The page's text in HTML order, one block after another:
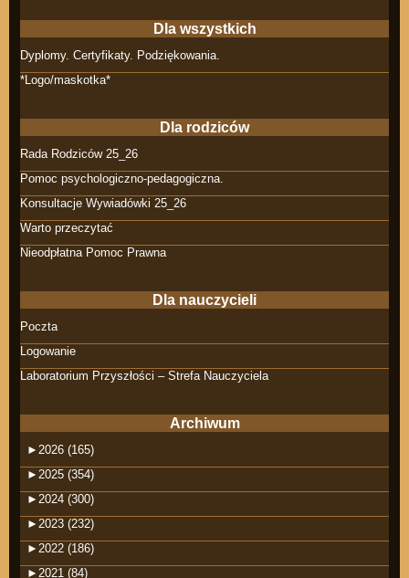
Dla wszystkich
Dyplomy. Certyfikaty. Podziękowania.
*Logo/maskotka*
Dla rodziców
Rada Rodziców 25_26
Pomoc psychologiczno-pedagogiczna.
Konsultacje Wywiadówki 25_26
Warto przeczytać
Nieodpłatna Pomoc Prawna
Dla nauczycieli
Poczta
Logowanie
Laboratorium Przyszłości – Strefa Nauczyciela
Archiwum
► 2026 (165)
► 2025 (354)
► 2024 (300)
► 2023 (232)
► 2022 (186)
► 2021 (84)